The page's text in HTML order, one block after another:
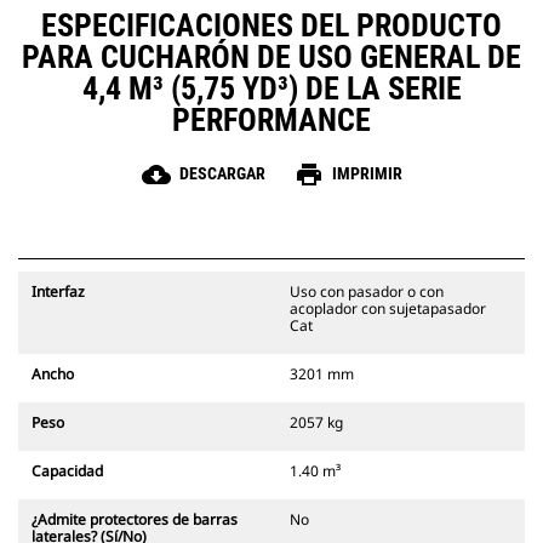
ESPECIFICACIONES DEL PRODUCTO
PARA CUCHARÓN DE USO GENERAL DE
4,4 M³ (5,75 YD³) DE LA SERIE
PERFORMANCE
cloud_download DESCARGAR print IMPRIMIR
Interfaz
Uso con pasador o con
acoplador con sujetapasador
Cat
Ancho 3201 mm
Peso 2057 kg
Capacidad 1.40 m³
¿Admite protectores de barras
laterales? (Sí/No)
No